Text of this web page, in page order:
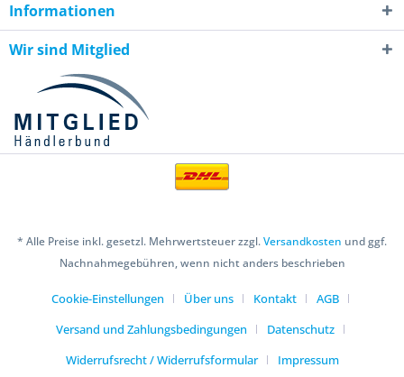
Informationen
Wir sind Mitglied
* Alle Preise inkl. gesetzl. Mehrwertsteuer zzgl.Versandkosten und ggf.
Nachnahmegebühren, wenn nicht anders beschrieben
Cookie-Einstellungen Über uns Kontakt
AGB
Versand und Zahlungsbedingungen
Datenschutz
Widerrufsrecht / Widerrufsformular
Impressum